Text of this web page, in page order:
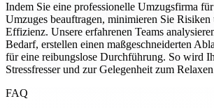
Indem Sie eine professionelle Umzugsfirma
Umzuges beauftragen, minimieren Sie
Effizienz. Unsere erfahrenen Teams
Bedarf, erstellen einen maßgeschneiderten
für eine reibungslose Durchführung. So wird
Stressfresser und zur Gelegenheit zum
FAQ